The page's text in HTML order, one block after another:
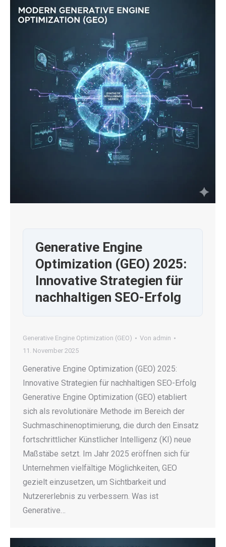
Generative Engine
Optimization (GEO) 2025:
Innovative Strategien für
nachhaltigen SEO-Erfolg
Generative Engine Optimization (GEO) Von admin
11. November 2025
Generative Engine Optimization (GEO) 2025:
Innovative Strategien für nachhaltigen SEO-Erfolg
Generative Engine Optimization (GEO) etabliert
sich als revolutionäre Methode im Bereich der
Suchmaschinenoptimierung, die durch den Einsatz
fortschrittlicher Künstlicher Intelligenz (KI) neue
Maßstäbe setzt. Im Jahr 2025 eröffnen sich für
Unternehmen vielfältige Möglichkeiten, GEO
gezielt einzusetzen, um Sichtbarkeit und
Nutzererlebnis zu verbessern. Was ist
Generative…